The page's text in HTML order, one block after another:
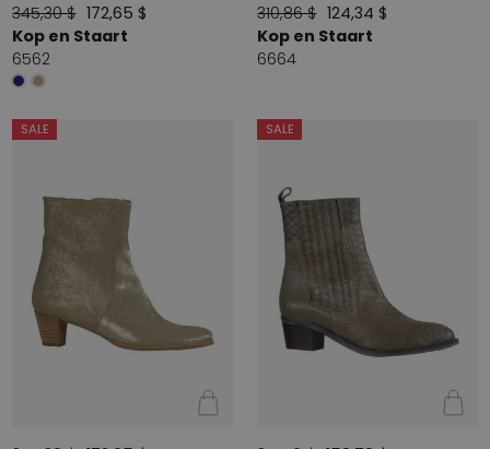
345,30 $ 172,65 $
Kop en Staart
6562
310,86 $ 124,34 $
Kop en Staart
6664
SALE SALE